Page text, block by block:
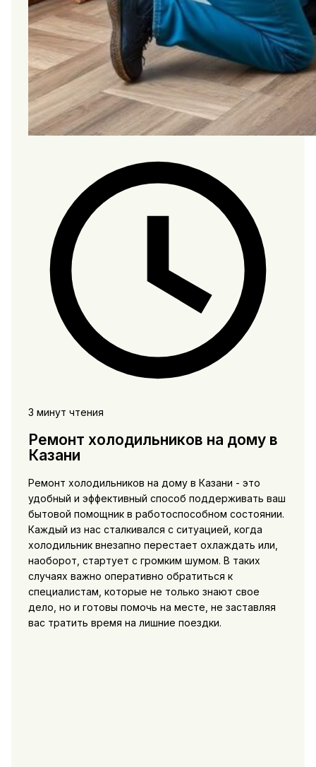
3 минут чтения
Ремонт холодильников на дому в
Казани
Ремонт холодильников на дому в Казани - это
удобный и эффективный способ поддерживать ваш
бытовой помощник в работоспособном состоянии.
Каждый из нас сталкивался с ситуацией, когда
холодильник внезапно перестает охлаждать или,
наоборот, стартует с громким шумом. В таких
случаях важно оперативно обратиться к
специалистам, которые не только знают свое
дело, но и готовы помочь на месте, не заставляя
вас тратить время на лишние поездки.